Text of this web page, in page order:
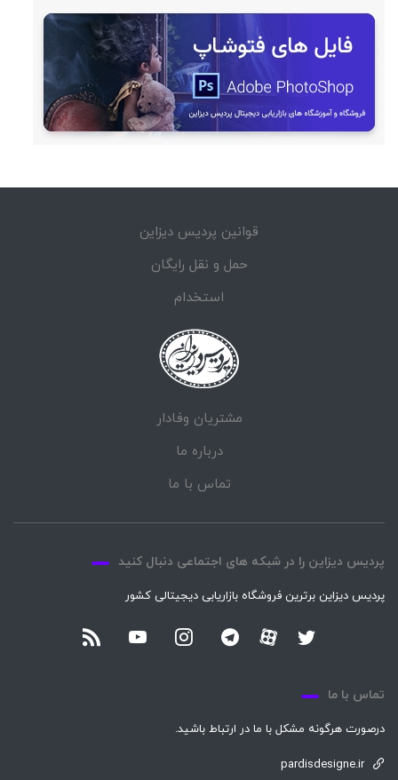
قوانین پردیس دیزاین
حمل و نقل رایگان
استخدام
مشتریان وفادار
درباره ما
تماس با ما
پردیس دیزاین را در شبکه های اجتماعی دنبال کنید
پردیس دیزاین برترین فروشگاه بازاریابی دیجیتالی کشور
تماس با ما
درصورت هرگونه مشکل با ما در ارتباط باشید.
pardisdesigne.ir